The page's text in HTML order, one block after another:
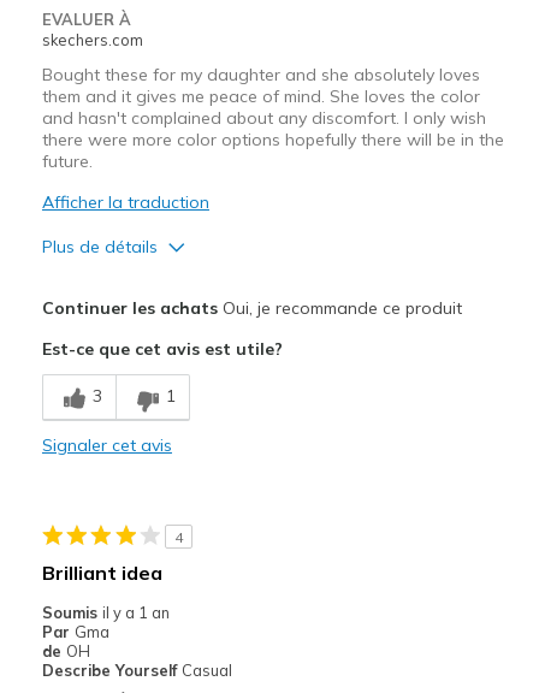
EVALUER À
skechers.com
Bought these for my daughter and she absolutely loves
them and it gives me peace of mind. She loves the color
and hasn't complained about any discomfort. I only wish
there were more color options hopefully there will be in the
future.
Afficher la traduction
Plus de détails
Comfortable
Le contre
Needs more color options
Casual Wear
Sizing
View On Shoes
I'm Into Shoes
Continuer les achatsOui, je recommande ce produit
Est-ce que cet avis est utile?
3 1
Signaler cet avis
4
Brilliant idea
Soumis il y a 1 an
Par Gma
de OH
Describe Yourself Casual